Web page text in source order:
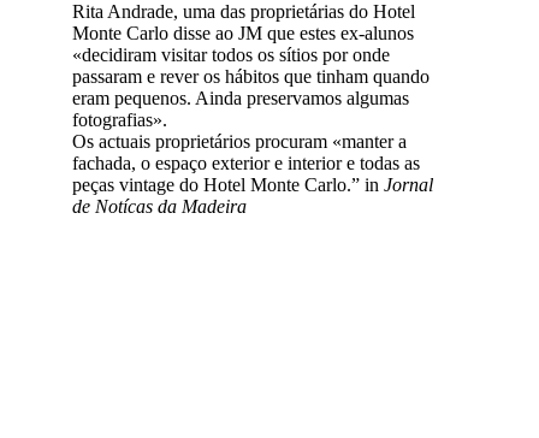
Rita Andrade, uma das proprietárias do Hotel
Monte Carlo disse ao JM que estes ex-alunos
«decidiram visitar todos os sítios por onde
passaram e rever os hábitos que tinham quando
eram pequenos. Ainda preservamos algumas
fotografias».
Os actuais proprietários procuram «manter a
fachada, o espaço exterior e interior e todas as
peças vintage do Hotel Monte Carlo.” in Jornal
de Notícas da Madeira